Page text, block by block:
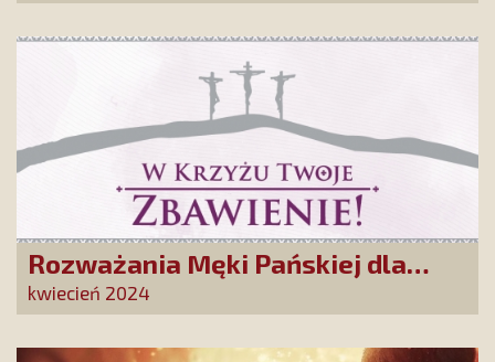
Rozważania Męki Pańskiej dla
naszych Przyjaciół
kwiecień 2024